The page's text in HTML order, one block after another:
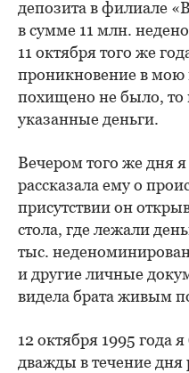
депозита в филиале
в сумме 11 млн.
11 октября того же
проникновение в мою
похищено не было, то
указанные деньги.
Вечером того же дня
рассказала ему о
присутствии он
стола, где лежали
тыс.
и другие личные
видела брата живым
12 октября 1995 года
дважды в течение дня